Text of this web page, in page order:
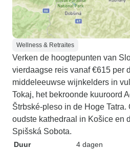
Wellness & Retraites
Verken de hoogtepunten van
vierdaagse reis vanaf €615 per
middeleeuwse wijnkelders in
Tokaj, het bekroonde kuuroord
Štrbské-pleso in de Hoge
oudste kathedraal in Košice en
Spišská Sobota.
Duur
4 dagen